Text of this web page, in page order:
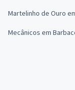
Martelinho de Ouro
Mecânicos em